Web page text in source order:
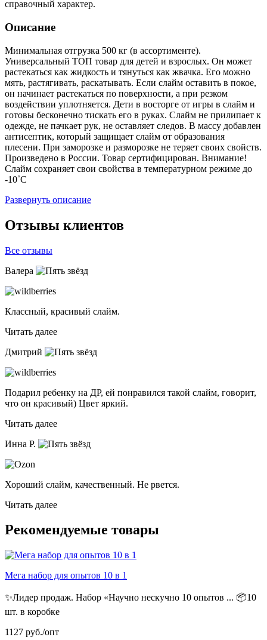
справочный характер.
Описание
Минимальная отгрузка 500 кг (в ассортименте).
Универсальный ТОП товар для детей и взрослых. Он может
растекаться как жидкость и тянуться как жвачка. Его можно
мять, растягивать, раскатывать. Если слайм оставить в покое,
он начинает растекаться по поверхности, а при резком
воздействии уплотняется. Дети в восторге от игры в слайм и
готовы бесконечно тискать его в руках. Слайм не прилипает к
одежде, не пачкает рук, не оставляет следов. В массу добавлен
антисептик, который защищает слайм от образования
плесени. При заморозке и разморозке не теряет своих свойств.
Произведено в России. Товар сертифицирован. Внимание!
Слайм сохраняет свои свойства в температурном режиме до
-10˚C
Развернуть описание
Отзывы клиентов
Все отзывы
Валера
Классный, красивый слайм.
Читать далее
Дмитрий
Подарил ребенку на ДР, ей понравился такой слайм, говорит,
что он красивый) Цвет яркий.
Читать далее
Инна Р.
Хороший слайм, качественный. Не рвется.
Читать далее
Рекомендуемые товары
Мега набор для опытов 10 в 1
✨Лидер продаж. Набор «Научно нескучно 10 опытов ... 📦10
шт. в коробке
1127 руб./опт